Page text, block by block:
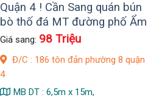
Quận 4 ! Cần Sang quán bún
bò thố đá MT đường phố Ẩm
Thực
Giá sang: 98 Triệu
Đ/C : 186 tôn đản phường 8 quận
4
MB DT : 6,5m x 15m,